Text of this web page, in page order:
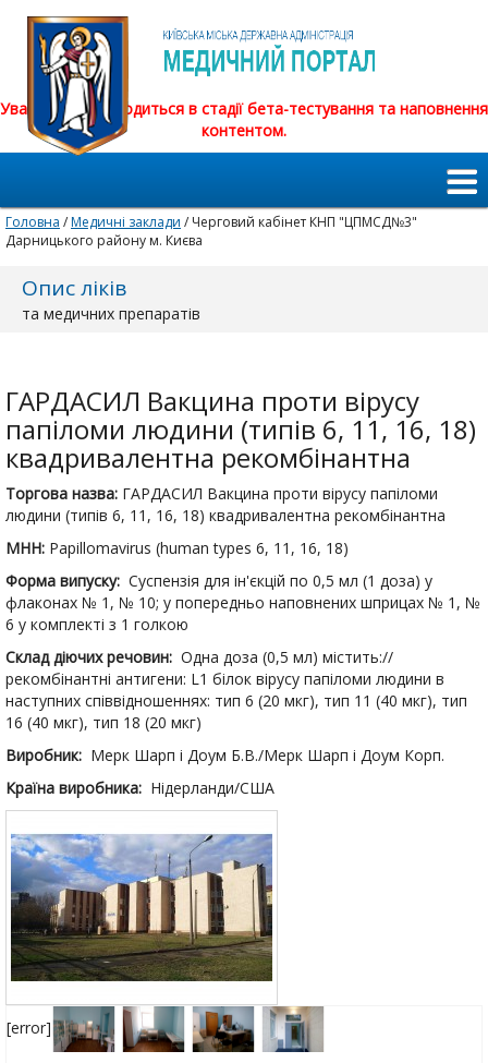
Увага! Сайт знаходиться в стадії бета-тестування та наповнення
контентом.
Головна /Медичні заклади / Черговий кабінет КНП "ЦПМСД№3"
Дарницького району м. Києва
Опис ліків
та медичних препаратів
ГАРДАСИЛ Вакцина проти вірусу
папіломи людини (типів 6, 11, 16, 18)
квадривалентна рекомбінантна
Торгова назва: ГАРДАСИЛ Вакцина проти вірусу папіломи
людини (типів 6, 11, 16, 18) квадривалентна рекомбінантна
МНН: Papillomavirus (human types 6, 11, 16, 18)
Форма випуску: Суспензія для ін'єкцій по 0,5 мл (1 доза) у
флаконах № 1, № 10; у попередньо наповнених шприцах № 1, №
6 у комплекті з 1 голкою
Склад діючих речовин: Одна доза (0,5 мл) містить://
рекомбінантні антигени: L1 білок вірусу папіломи людини в
наступних співвідношеннях: тип 6 (20 мкг), тип 11 (40 мкг), тип
16 (40 мкг), тип 18 (20 мкг)
Виробник: Мерк Шарп і Доум Б.В./Мерк Шарп і Доум Корп.
Країна виробника: Нідерланди/США
[error]